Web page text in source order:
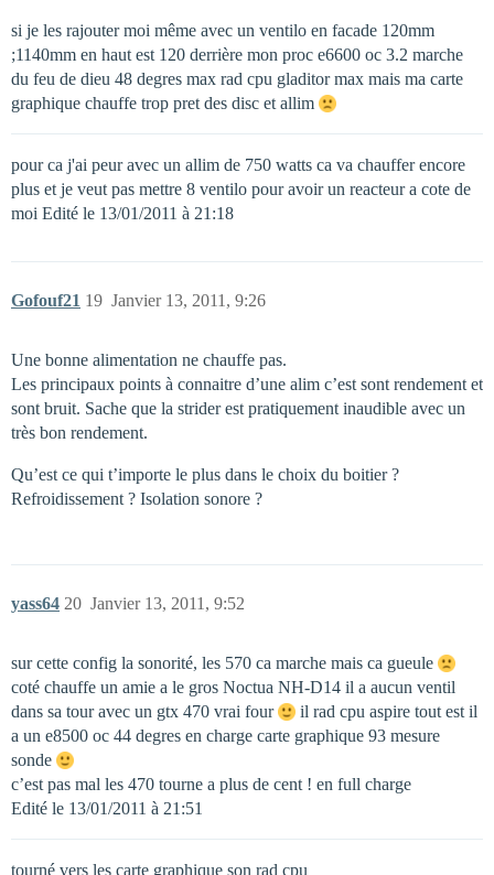
si je les rajouter moi même avec un ventilo en facade 120mm
;1140mm en haut est 120 derrière mon proc e6600 oc 3.2 marche
du feu de dieu 48 degres max rad cpu gladitor max mais ma carte
graphique chauffe trop pret des disc et allim
pour ca j'ai peur avec un allim de 750 watts ca va chauffer encore
plus et je veut pas mettre 8 ventilo pour avoir un reacteur a cote de
moi Edité le 13/01/2011 à 21:18
Gofouf21 Janvier 13, 2011, 9:26
19
Une bonne alimentation ne chauffe pas.
Les principaux points à connaitre d’une alim c’est sont rendement et
sont bruit. Sache que la strider est pratiquement inaudible avec un
très bon rendement.
Qu’est ce qui t’importe le plus dans le choix du boitier ?
Refroidissement ? Isolation sonore ?
yass64 Janvier 13, 2011, 9:52
20
sur cette config la sonorité, les 570 ca marche mais ca gueule
coté chauffe un amie a le gros Noctua NH-D14 il a aucun ventil
dans sa tour avec un gtx 470 vrai four
il rad cpu aspire tout est il
a un e8500 oc 44 degres en charge carte graphique 93 mesure
sonde
c’est pas mal les 470 tourne a plus de cent ! en full charge
Edité le 13/01/2011 à 21:51
tourné vers les carte graphique son rad cpu